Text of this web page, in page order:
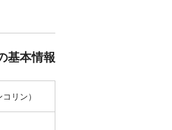
基本情報
リン）